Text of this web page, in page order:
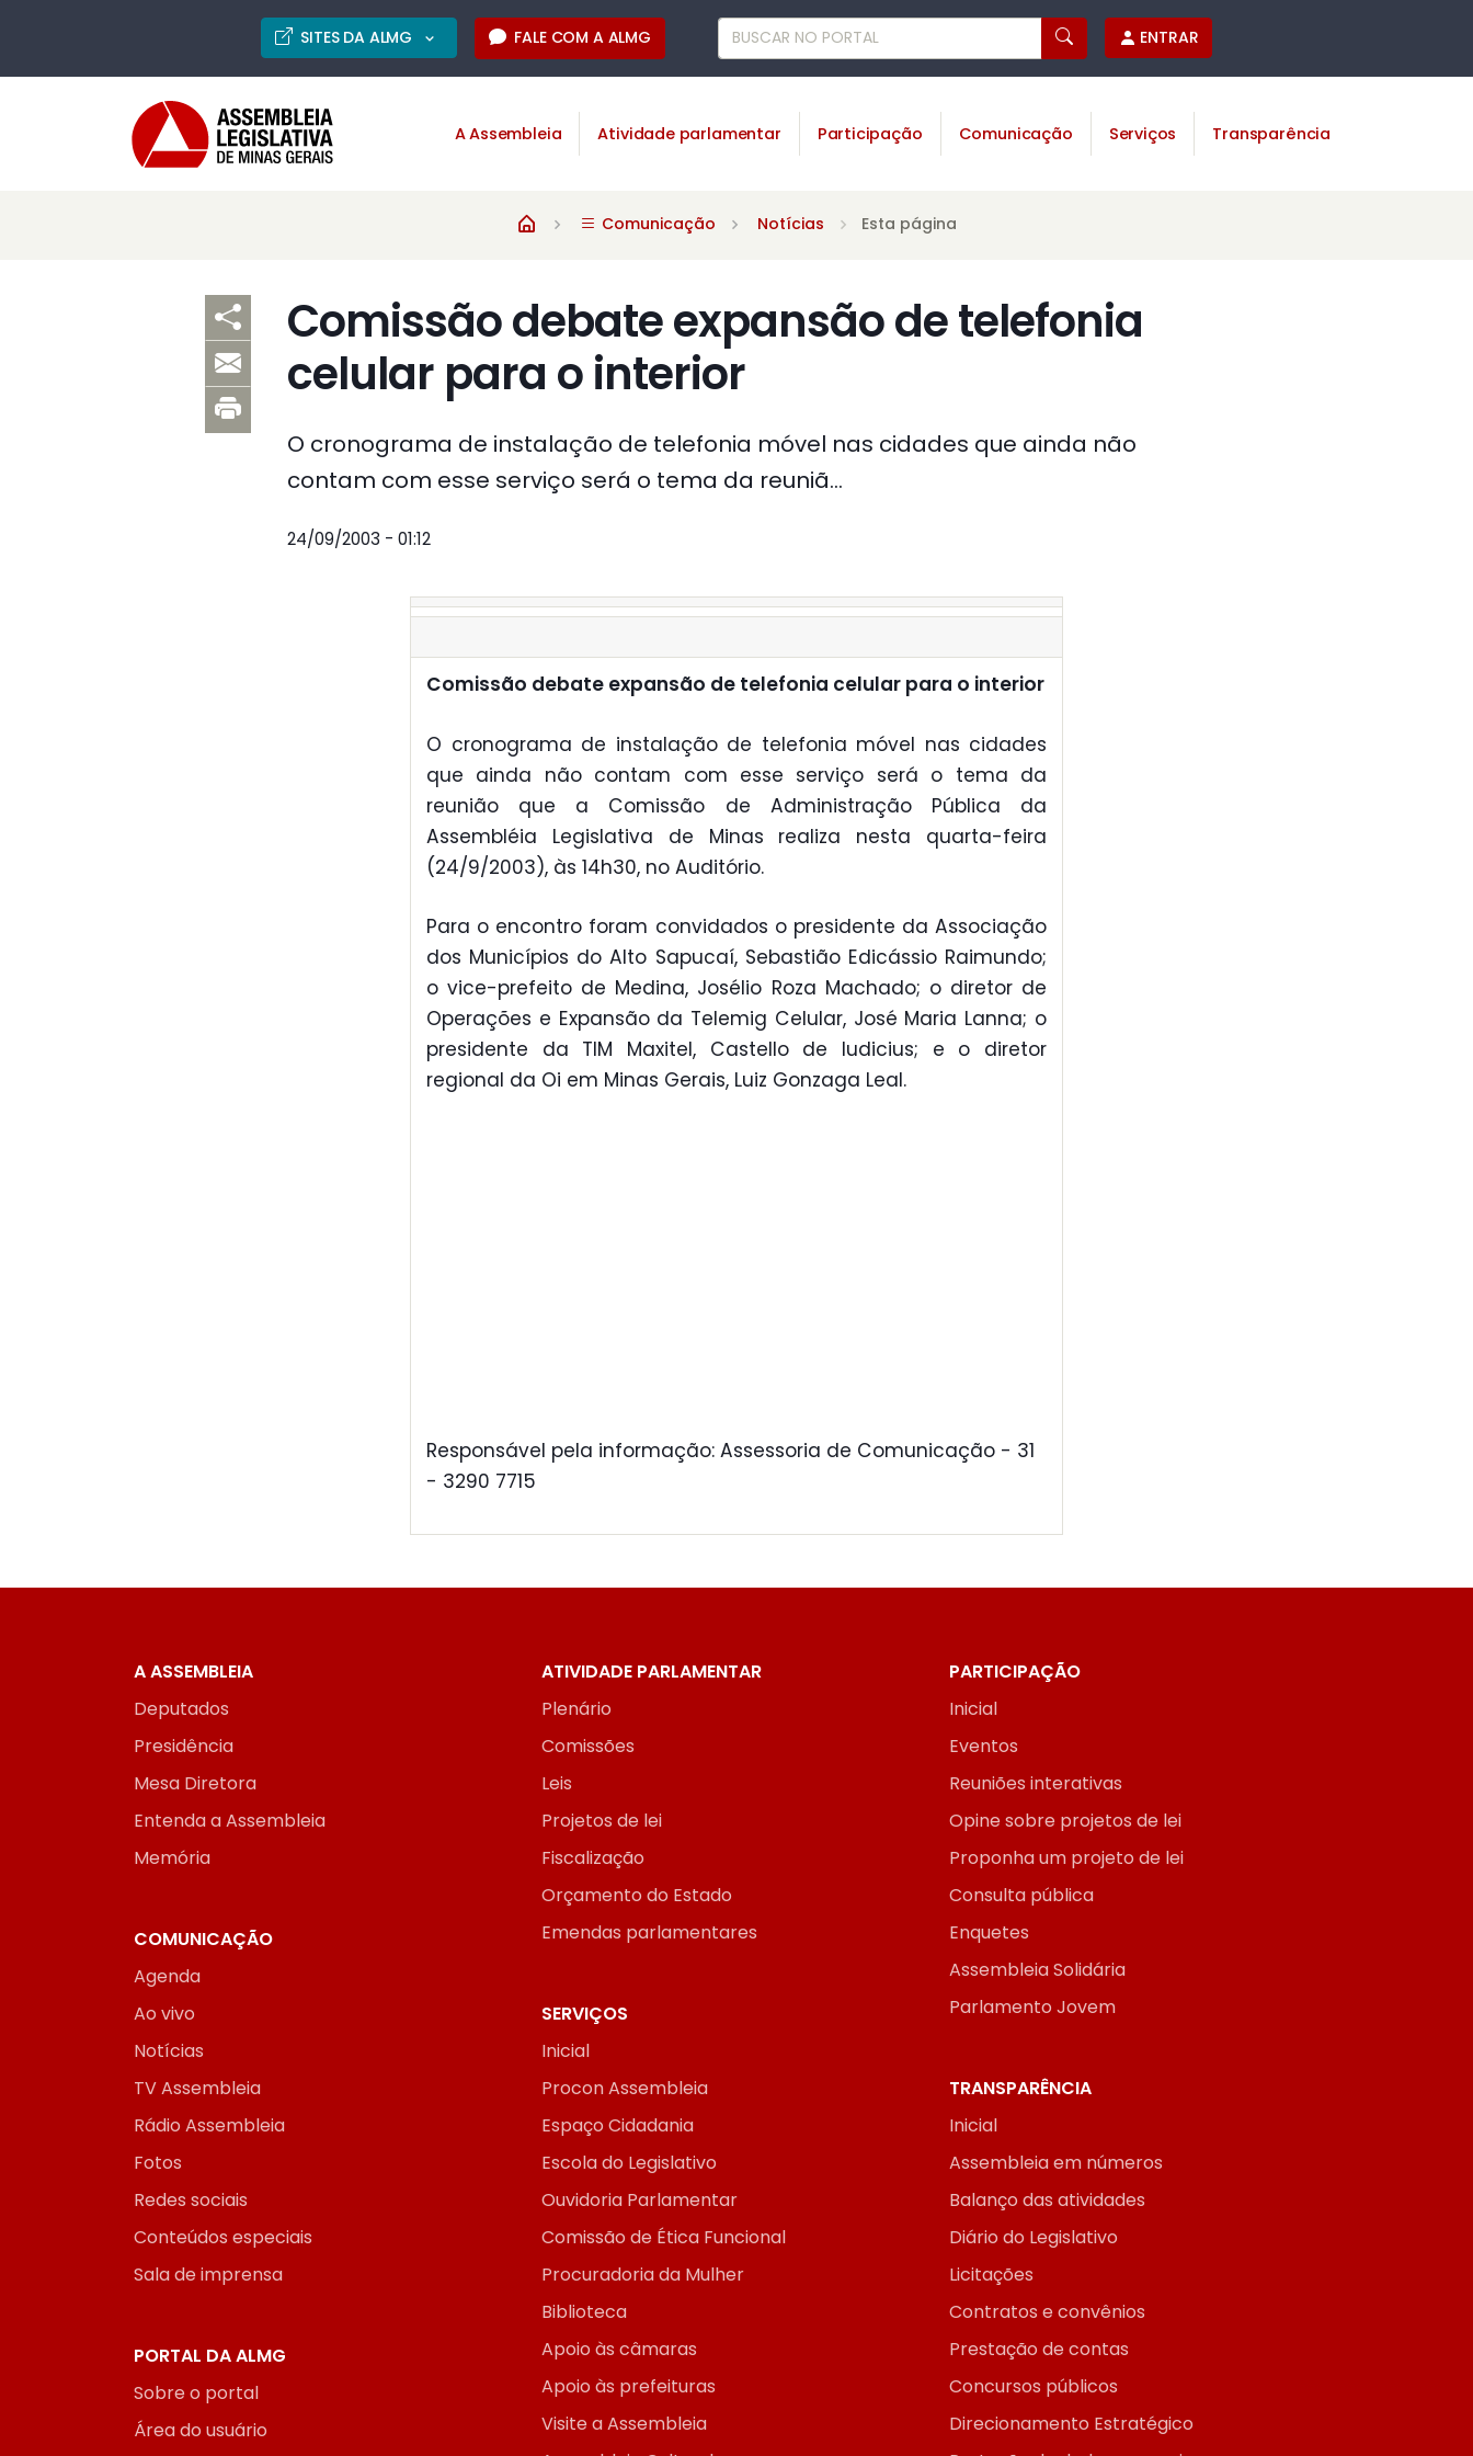
SITES DA ALMG FALE COM A ALMG ENTRAR
A Assembleia Atividade parlamentar Participação Comunicação Serviços Transparência
Comunicação Notícias Esta página
Comissão debate expansão de telefonia
celular para o interior
O cronograma de instalação de telefonia móvel nas cidades que ainda não
contam com esse serviço será o tema da reuniã...
24/09/2003 - 01:12
Comissão debate expansão de telefonia celular para o interior
O cronograma de instalação de telefonia móvel nas cidades
que ainda não contam com esse serviço será o tema da
reunião que a Comissão de Administração Pública da
Assembléia Legislativa de Minas realiza nesta quarta-feira
(24/9/2003), às 14h30, no Auditório.
Para o encontro foram convidados o presidente da Associação
dos Municípios do Alto Sapucaí, Sebastião Edicássio Raimundo;
o vice-prefeito de Medina, Josélio Roza Machado; o diretor de
Operações e Expansão da Telemig Celular, José Maria Lanna; o
presidente da TIM Maxitel, Castello de Iudicius; e o diretor
regional da Oi em Minas Gerais, Luiz Gonzaga Leal.
Responsável pela informação: Assessoria de Comunicação - 31
- 3290 7715
A ASSEMBLEIA
Deputados
Presidência
Mesa Diretora
Entenda a Assembleia
Memória
ATIVIDADE PARLAMENTAR
Plenário
Comissões
Leis
Projetos de lei
Fiscalização
Orçamento do Estado
Emendas parlamentares
PARTICIPAÇÃO
Inicial
Eventos
Reuniões interativas
Opine sobre projetos de lei
Proponha um projeto de lei
Consulta pública
Enquetes
Assembleia Solidária
Parlamento Jovem
COMUNICAÇÃO
Agenda
Ao vivo
Notícias
TV Assembleia
Rádio Assembleia
Fotos
Redes sociais
Conteúdos especiais
Sala de imprensa
SERVIÇOS
Inicial
Procon Assembleia
Espaço Cidadania
Escola do Legislativo
Ouvidoria Parlamentar
Comissão de Ética Funcional
Procuradoria da Mulher
Biblioteca
Apoio às câmaras
Apoio às prefeituras
Visite a Assembleia
TRANSPARÊNCIA
Inicial
Assembleia em números
Balanço das atividades
Diário do Legislativo
Licitações
Contratos e convênios
Prestação de contas
Concursos públicos
Direcionamento Estratégico
PORTAL DA ALMG
Sobre o portal
Área do usuário